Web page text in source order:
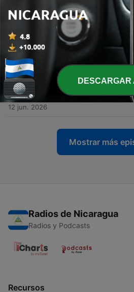
365 - Programa 218. Caminar con
23 jun. 2026
Programa 217. Al ritmo de la
alrededor del ciclo menstrual
16 jun. 2026
363 - Cine cenzontles: Li Cham de
12 jun. 2026
Mostrar más
Radios de Nicaragua
Radios y Podcasts
Recursos
DESCARGAR